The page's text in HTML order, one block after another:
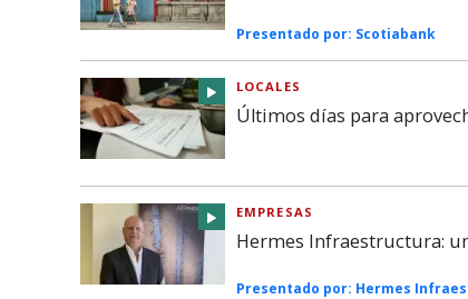
Presentado por: Scotiabank
LOCALES
Últimos días para
EMPRESAS
Hermes Infraestructura:
Presentado por: Hermes